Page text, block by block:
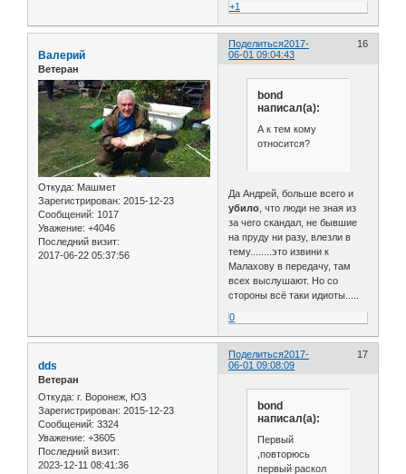
+1
Поделиться 16
2017-
06-01 09:04:43
Валерий
Ветеран
Откуда: Машмет
Зарегистрирован: 2015-12-23
Сообщений: 1017
Уважение: +4046
Последний визит:
2017-06-22 05:37:56
bond
написал(а):
А к тем кому
относится?
Да Андрей, больше всего и
убило , что люди не зная из
за чего скандал, не бывшие
на пруду ни разу, влезли в
тему........это извини к
Малахову в передачу, там
всех выслушают. Но со
стороны всё таки идиоты.....
0
Поделиться 17
2017-
06-01 09:08:09
dds
Ветеран
Откуда: г. Воронеж, ЮЗ
Зарегистрирован: 2015-12-23
Сообщений: 3324
Уважение: +3605
Последний визит:
2023-12-11 08:41:36
bond
написал(а):
Первый
,повторюсь
первый раскол